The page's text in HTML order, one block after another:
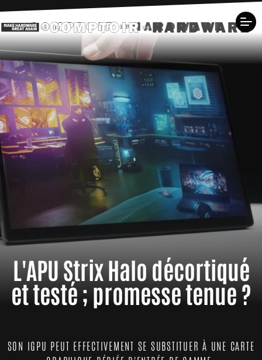
L'APU Strix Halo décortiqué
et testé ; promesse tenue ?
SON IGPU PEUT EFFECTIVEMENT SE SUBSTITUER À UNE CARTE